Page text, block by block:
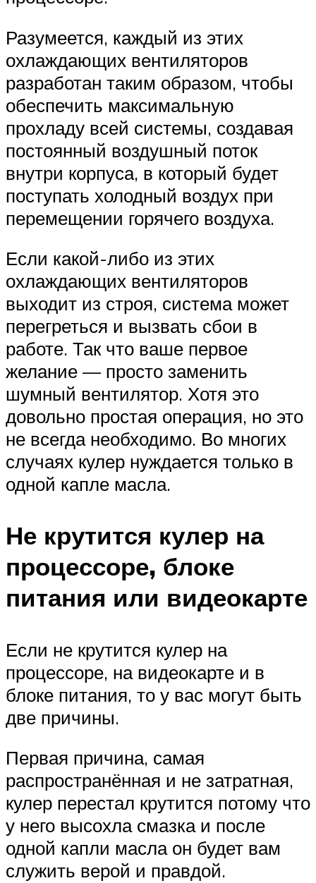
Разумеется, каждый из этих
охлаждающих вентиляторов
разработан таким образом, чтобы
обеспечить максимальную
прохладу всей системы, создавая
постоянный воздушный поток
внутри корпуса, в который будет
поступать холодный воздух при
перемещении горячего воздуха.
Если какой-либо из этих
охлаждающих вентиляторов
выходит из строя, система может
перегреться и вызвать сбои в
работе. Так что ваше первое
желание — просто заменить
шумный вентилятор. Хотя это
довольно простая операция, но это
не всегда необходимо. Во многих
случаях кулер нуждается только в
одной капле масла.
Не крутится кулер на
процессоре, блоке
питания или видеокарте
Если не крутится кулер на
процессоре, на видеокарте и в
блоке питания, то у вас могут быть
две причины.
Первая причина, самая
распространённая и не затратная,
кулер перестал крутится потому что
у него высохла смазка и после
одной капли масла он будет вам
служить верой и правдой.